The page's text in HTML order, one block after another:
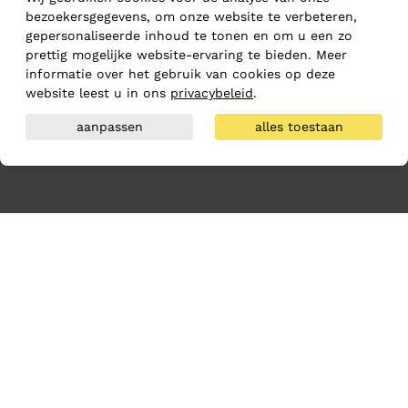
bezoekersgegevens, om onze website te verbeteren,
gepersonaliseerde inhoud te tonen en om u een zo
prettig mogelijke website-ervaring te bieden. Meer
informatie over het gebruik van cookies op deze
website leest u in ons privacybeleid.
aanpassen alles toestaan